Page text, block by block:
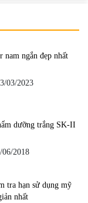
nam ngắn đẹp nhất
03/2023
dưỡng trắng SK-II
06/2018
tra hạn sử dụng mỹ
nhất